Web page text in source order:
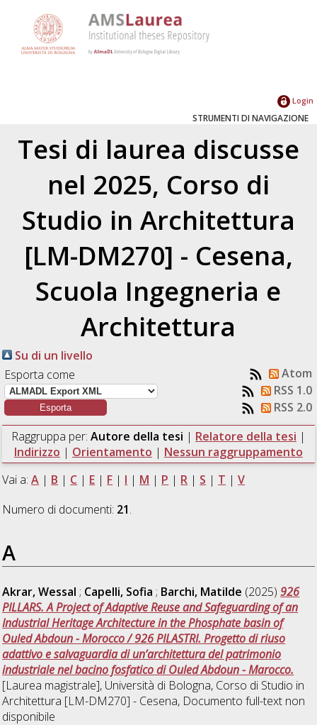
Login
STRUMENTI DI NAVIGAZIONE
Tesi di laurea discusse
nel 2025, Corso di
Studio in Architettura
[LM-DM270] - Cesena,
Scuola Ingegneria e
Architettura
Su di un livello
Esporta come
Atom
RSS 1.0
RSS 2.0
Raggruppa per: Autore della tesi | Relatore della tesi |
Indirizzo | Orientamento | Nessun raggruppamento
Vai a:A | B | C | E | F | I | M | P | R | S | T |V
Numero di documenti: 21.
A
Akrar, Wessal ; Capelli, Sofia ; Barchi, Matilde (2025)926
PILLARS. A Project of Adaptive Reuse and Safeguarding of an
Industrial Heritage Architecture in the Phosphate basin of
Ouled Abdoun - Morocco / 926 PILASTRI. Progetto di riuso
adattivo e salvaguardia di un’architettura del patrimonio
industriale nel bacino fosfatico di Ouled Abdoun - Marocco.
[Laurea magistrale], Università di Bologna, Corso di Studio in
Architettura [LM-DM270] - Cesena, Documento full-text non
disponibile